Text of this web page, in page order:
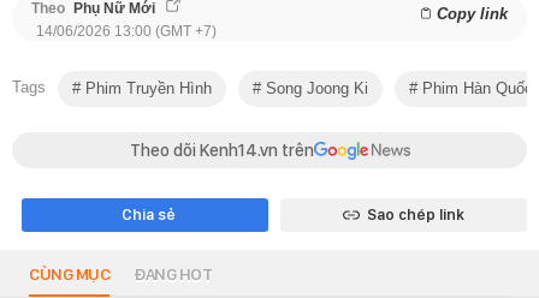
Theo Phụ Nữ Mới Copy link
14/06/2026 13:00 (GMT +7)
Tags Phim Truyền Hình Song Joong Ki Phim Hàn Quốc
Theo dõi Kenh14.vn trên
Chia sẻ Sao chép link
CÙNG MỤC ĐANG HOT